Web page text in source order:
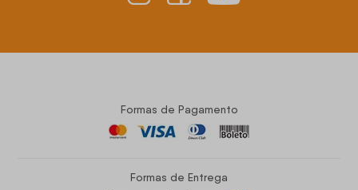
Formas de Pagamento
Formas de Entrega